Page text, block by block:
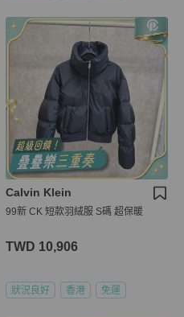
Calvin Klein
99新 CK 短款羽絨服 S碼 超保暖
TWD 10,906
狀況良好 香港 免運